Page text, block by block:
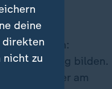
Berlin.
in Hessen:
bilden.
Bouffier am
deine
nicht zu